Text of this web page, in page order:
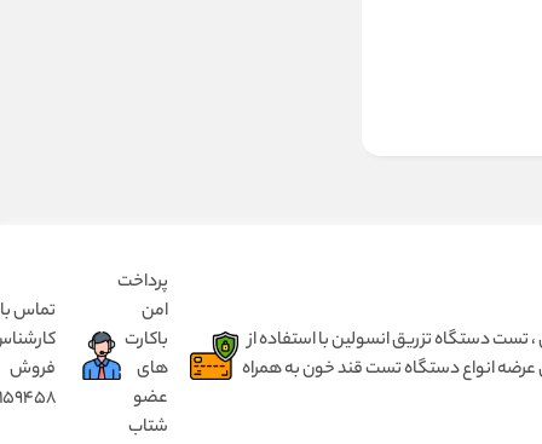
بدون درد ، مختص کودک ۱ تا ۵ سال و بزرگسال از ۵ سال تا ۹۰ سال ، تست دستگاه تزریق انسولین با استفاده از
انواع دستگاه تست قند خون به همراه
پرداخت
امن
باکارت
های
عضو
شتاب
تماس با
فروش